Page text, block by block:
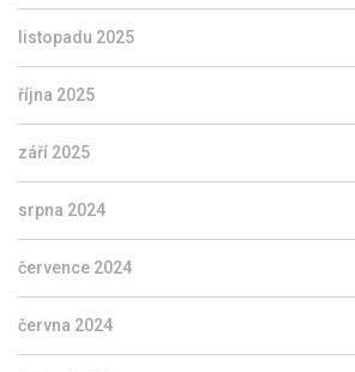
listopadu 2025
října 2025
září 2025
srpna 2024
července 2024
června 2024